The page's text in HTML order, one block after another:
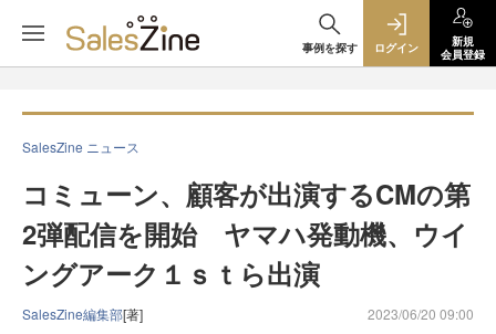
事例を探す ログイン
新規
会員登録
SalesZine ニュース
コミューン、顧客が出演するCMの第
2弾配信を開始 ヤマハ発動機、ウイ
ングアーク１ｓｔら出演
SalesZine編集部[著] 2023/06/20 09:00